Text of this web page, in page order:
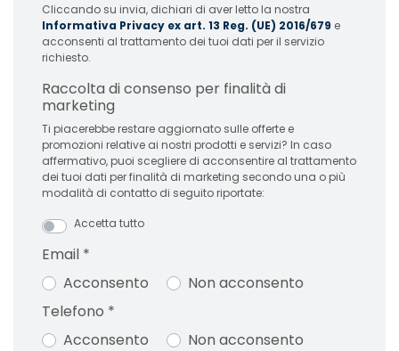
Cliccando su invia, dichiari di aver letto la nostra
Informativa Privacy ex art. 13 Reg. (UE) 2016/679 e
acconsenti al trattamento dei tuoi dati per il servizio
richiesto.
Raccolta di consenso per finalità di
marketing
Ti piacerebbe restare aggiornato sulle offerte e
promozioni relative ai nostri prodotti e servizi? In caso
affermativo, puoi scegliere di acconsentire al trattamento
dei tuoi dati per finalità di marketing secondo una o più
modalità di contatto di seguito riportate:
Accetta tutto
Email *
Acconsento
Non acconsento
Telefono *
Acconsento
Non acconsento